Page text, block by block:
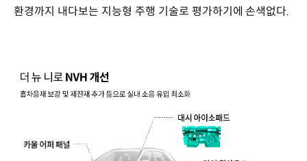
환경까지 내다보는 지능형 주행 기술로 평가하기에 손색없다.